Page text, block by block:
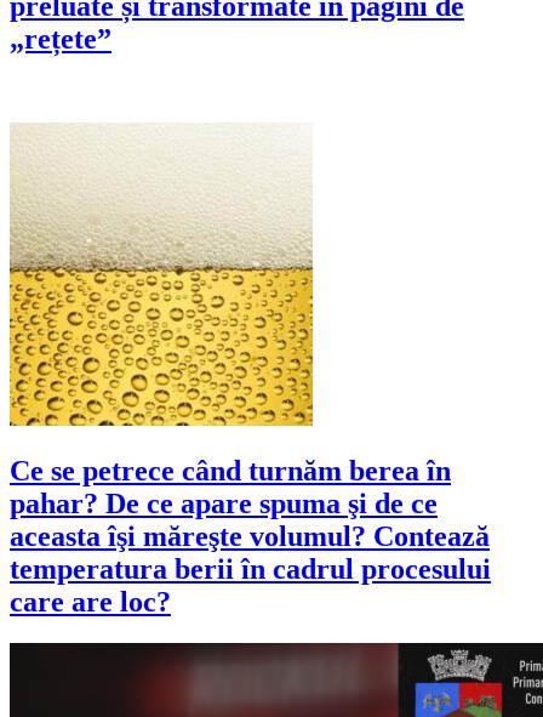
„rețete”
Ce se petrece când turnăm berea în
pahar? De ce apare spuma şi de ce
aceasta îşi măreşte volumul? Contează
temperatura berii în cadrul procesului
care are loc?